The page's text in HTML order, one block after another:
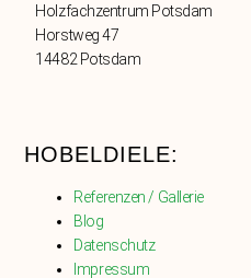
Holzfachzentrum Potsdam
Horstweg 47
14482 Potsdam
HOBELDIELE:
Referenzen / Gallerie
Blog
Datenschutz
Impressum